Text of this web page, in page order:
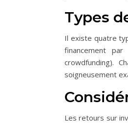
Types
Il existe quatre
financement
crowdfunding).
soigneusement
Les retours sur